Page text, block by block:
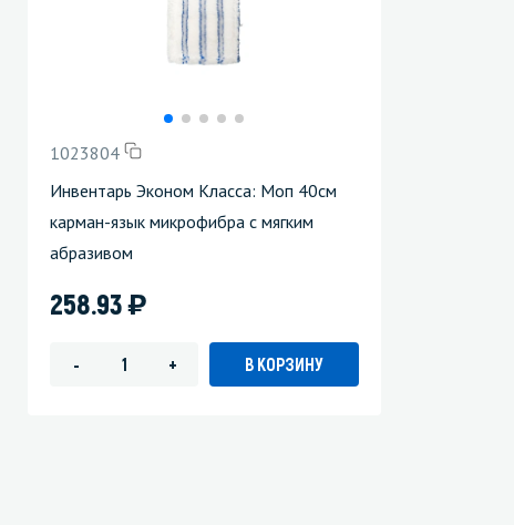
1023804
Инвентарь Эконом Класса: Моп 40см
карман-язык микрофибра с мягким
абразивом
258.93)
- + В КОРЗИНУ